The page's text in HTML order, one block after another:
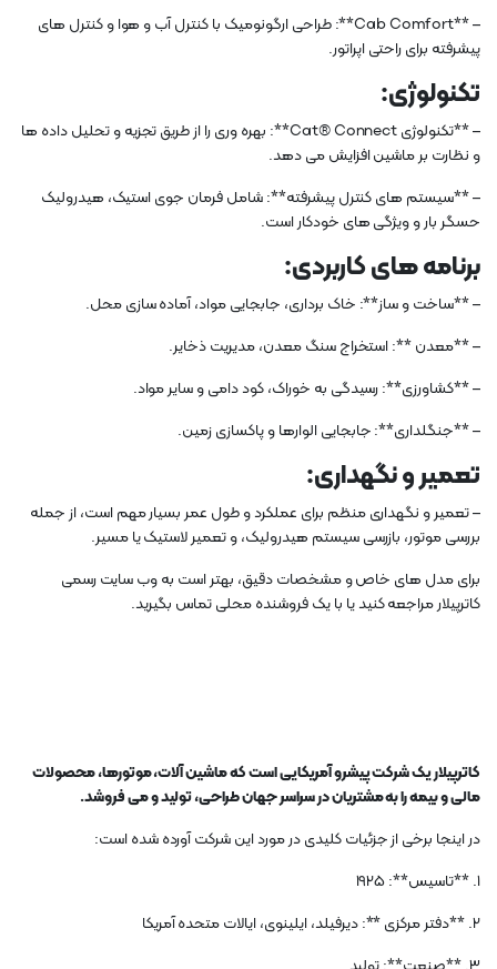
– **Cab Comfort**: طراحی ارگونومیک با کنترل آب و هوا و کنترل های
پیشرفته برای راحتی اپراتور.
تکنولوژی:
– **تکنولوژی Cat® Connect**: بهره وری را از طریق تجزیه و تحلیل داده ها
و نظارت بر ماشین افزایش می دهد.
– **سیستم های کنترل پیشرفته**: شامل فرمان جوی استیک، هیدرولیک
حسگر بار و ویژگی های خودکار است.
برنامه های کاربردی:
– **ساخت و ساز**: خاک برداری، جابجایی مواد، آماده سازی محل.
– **معدن **: استخراج سنگ معدن، مدیریت ذخایر.
– **کشاورزی**: رسیدگی به خوراک، کود دامی و سایر مواد.
– **جنگلداری**: جابجایی الوارها و پاکسازی زمین.
تعمیر و نگهداری:
– تعمیر و نگهداری منظم برای عملکرد و طول عمر بسیار مهم است، از جمله
بررسی موتور، بازرسی سیستم هیدرولیک، و تعمیر لاستیک یا مسیر.
برای مدل های خاص و مشخصات دقیق، بهتر است به وب سایت رسمی
کاترپیلار مراجعه کنید یا با یک فروشنده محلی تماس بگیرید.
کاترپیلار یک شرکت پیشرو آمریکایی است که ماشین آلات، موتورها، محصولات
مالی و بیمه را به مشتریان در سراسر جهان طراحی، تولید و می فروشد.
در اینجا برخی از جزئیات کلیدی در مورد این شرکت آورده شده است:
1. **تاسیس**: 1925
2. **دفتر مرکزی **: دیرفیلد، ایلینوی، ایالات متحده آمریکا